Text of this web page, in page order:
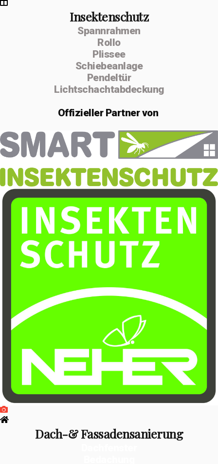
Insektenschutz
Spannrahmen
Rollo
Plissee
Schiebeanlage
Pendeltür
Lichtschachtabdeckung
OffiziellerPartner von
Dach-& Fassadensanierung